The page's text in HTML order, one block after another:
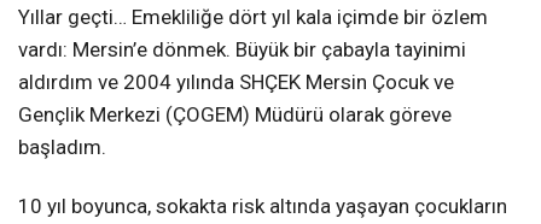
Yıllar geçti… Emekliliğe dört yıl kala içimde bir özlem
vardı: Mersin’e dönmek. Büyük bir çabayla tayinimi
aldırdım ve 2004 yılında SHÇEK Mersin Çocuk ve
Gençlik Merkezi (ÇOGEM) Müdürü olarak göreve
başladım.
10 yıl boyunca, sokakta risk altında yaşayan çocukların